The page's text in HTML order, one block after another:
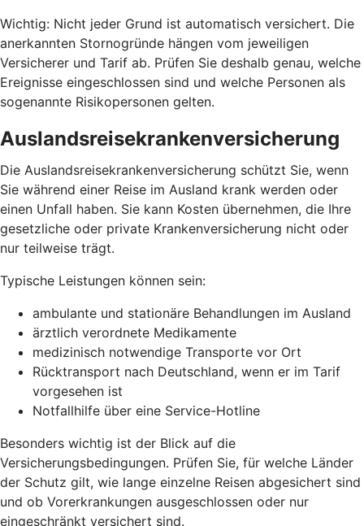
Wichtig: Nicht jeder Grund ist automatisch versichert. Die
anerkannten Stornogründe hängen vom jeweiligen
Versicherer und Tarif ab. Prüfen Sie deshalb genau, welche
Ereignisse eingeschlossen sind und welche Personen als
sogenannte Risikopersonen gelten.
Auslandsreisekrankenversicherung
Die Auslandsreisekrankenversicherung schützt Sie, wenn
Sie während einer Reise im Ausland krank werden oder
einen Unfall haben. Sie kann Kosten übernehmen, die Ihre
gesetzliche oder private Krankenversicherung nicht oder
nur teilweise trägt.
Typische Leistungen können sein:
ambulante und stationäre Behandlungen im Ausland
ärztlich verordnete Medikamente
medizinisch notwendige Transporte vor Ort
Rücktransport nach Deutschland, wenn er im Tarif
vorgesehen ist
Notfallhilfe über eine Service-Hotline
Besonders wichtig ist der Blick auf die
Versicherungsbedingungen. Prüfen Sie, für welche Länder
der Schutz gilt, wie lange einzelne Reisen abgesichert sind
und ob Vorerkrankungen ausgeschlossen oder nur
eingeschränkt versichert sind.